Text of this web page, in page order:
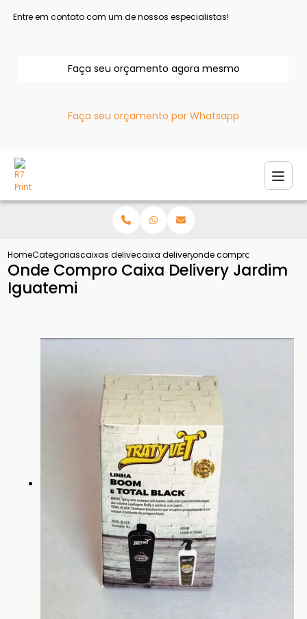
Entre em contato com um de nossos especialistas!
Faça seu orçamento agora mesmo
Faça seu orçamento por Whatsapp
HomeCategoriascaixas deliverycaixa delivery hamburguer
onde compro caixa
Onde Compro Caixa Delivery Jardim
Iguatemi